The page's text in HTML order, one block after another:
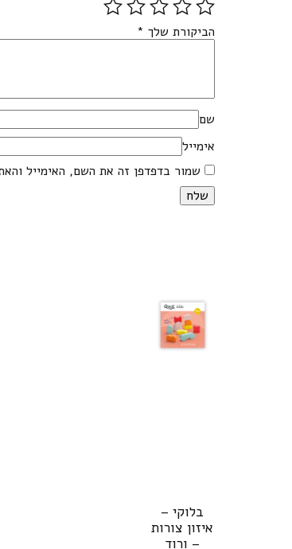
הביקורת שלך *
שם
אימייל
שמור בדפדפן זה את השם, האימייל
בלוקי –
איזון צורות
– ורוד